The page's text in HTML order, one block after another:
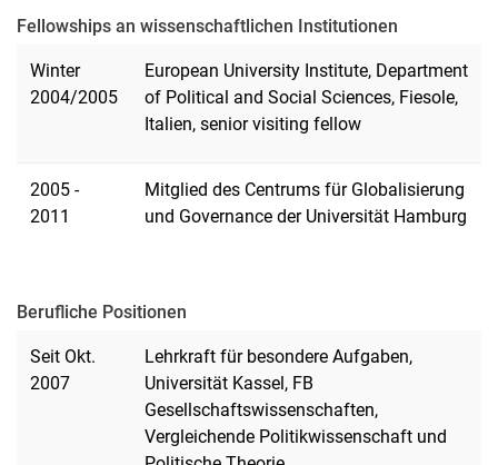
Prof. Dr. Wolfgang Gieler
Fellowships an wissenschaftlichen Institutionen
Winter
2004/2005
European University Institute, Department
of Political and Social Sciences, Fiesole,
Italien, senior visiting fellow
2005 -
2011
Mitglied des Centrums für Globalisierung
und Governance der Universität Hamburg
Berufliche Positionen
Seit Okt.
2007
Lehrkraft für besondere Aufgaben,
Universität Kassel, FB
Gesellschaftswissenschaften,
Vergleichende Politikwissenschaft und